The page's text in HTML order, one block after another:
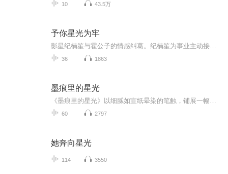
10 43.5万
予你星光为牢
36 1863
墨痕里的星光
60 2797
她奔向星光
114 3550